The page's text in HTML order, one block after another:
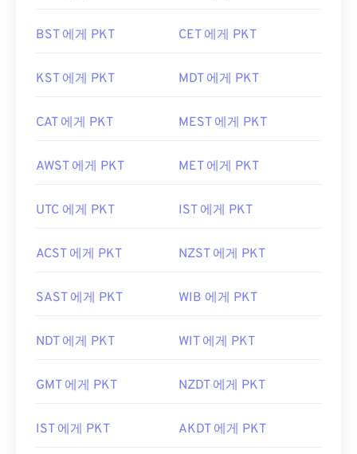
BST 에게 PKT CET 에게 PKT
KST 에게 PKT MDT 에게 PKT
CAT 에게 PKT MEST 에게 PKT
AWST 에게 PKT MET 에게 PKT
UTC 에게 PKT IST 에게 PKT
ACST 에게 PKT NZST 에게 PKT
SAST 에게 PKT WIB 에게 PKT
NDT 에게 PKT WIT 에게 PKT
GMT 에게 PKT NZDT 에게 PKT
IST 에게 PKT AKDT 에게 PKT